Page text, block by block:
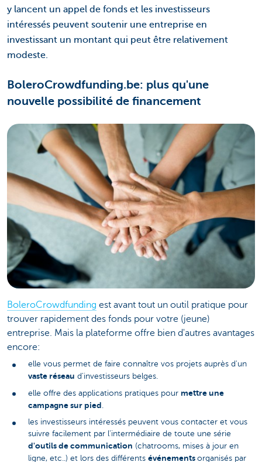
y lancent un appel de fonds et les investisseurs
intéressés peuvent soutenir une entreprise en
investissant un montant qui peut être relativement
modeste.
BoleroCrowdfunding.be: plus qu'une
nouvelle possibilité de financement
BoleroCrowdfunding est avant tout un outil pratique pour
trouver rapidement des fonds pour votre (jeune)
entreprise. Mais la plateforme offre bien d'autres avantages
encore:
elle vous permet de faire connaître vos projets auprès d'un
vaste réseau d'investisseurs belges.
elle offre des applications pratiques pour mettre une
campagne sur pied
les investisseurs intéressés peuvent vous contacter et vous
suivre facilement par l'intermédiaire de toute une série
d'outils de communication (chatrooms, mises à jour en
ligne, etc..) et lors des différents événements organisés par